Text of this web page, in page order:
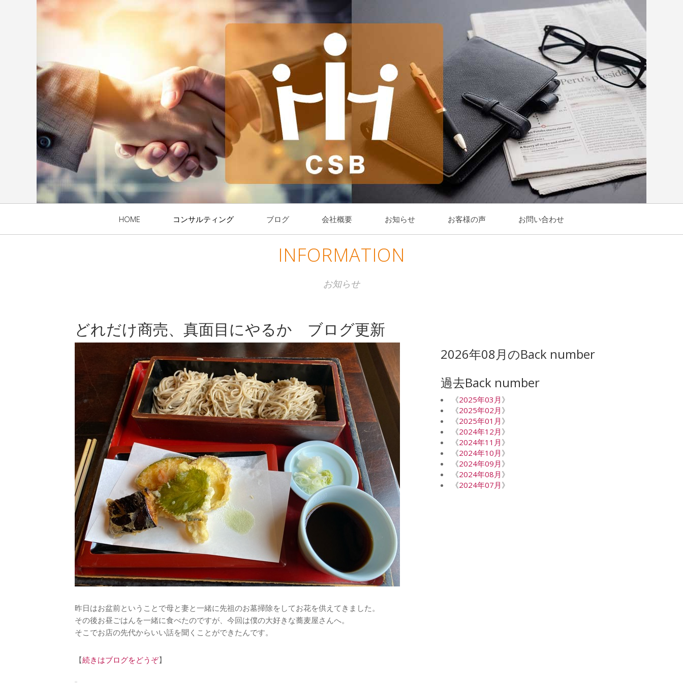
HOME コンサルティング ブログ 会社概要 お知らせ お客様の声 お問い合わせ
INFORMATION
お知らせ
どれだけ商売、真面目にやるか ブログ更新
昨日はお盆前ということで母と妻と一緒に先祖のお墓掃除をしてお花を供えてきました。
その後お昼ごはんを一緒に食べたのですが、今回は僕の大好きな蕎麦屋さんへ。
そこでお店の先代からいい話を聞くことができたんです。
【続きはブログをどうぞ】
2026年08月のBack number
過去Back number
《2025年03月 》
《2025年02月 》
《2025年01月 》
《2024年12月 》
《2024年11月 》
《2024年10月 》
《2024年09月 》
《2024年08月 》
《2024年07月 》